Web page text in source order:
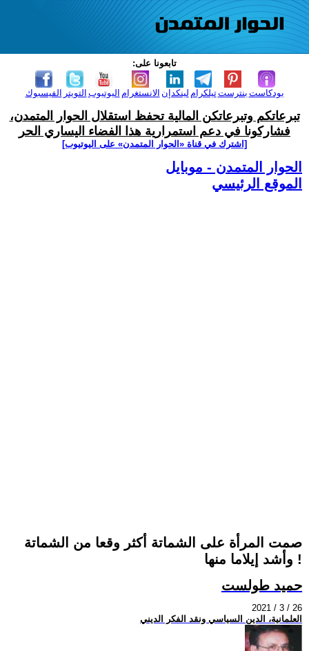
تابعونا على:
الفيسبوك التويتر اليوتيوب الانستغرام لينكدإن تيلكرامبنترست بودكاست
تبرعاتكم وتبرعاتكن المالية تحفظ استقلال الحوار المتمدن،
فشاركونا في دعم استمرارية هذا الفضاء اليساري الحر
[اشترك في قناة ‫«الحوار المتمدن» على اليوتيوب]
الحوار المتمدن - موبايل
الموقع الرئيسي
صمت المرأة على الشماتة أكثر وقعا من الشماتة
وأشد إيلاما منها !
حميد طولست
2021 / 3 / 26
العلمانية، الدين السياسي ونقد الفكر الديني